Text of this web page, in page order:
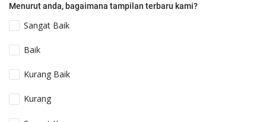
Menurut anda, bagaimana tampilan terbaru kami?
Sangat Baik
Baik
Kurang Baik
Kurang